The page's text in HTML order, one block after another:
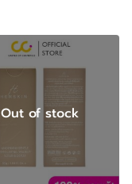
Out of stock